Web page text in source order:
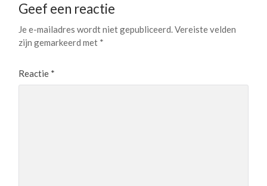
Geef een reactie
Je e-mailadres wordt niet gepubliceerd.Vereiste velden
zijn gemarkeerd met *
Reactie *